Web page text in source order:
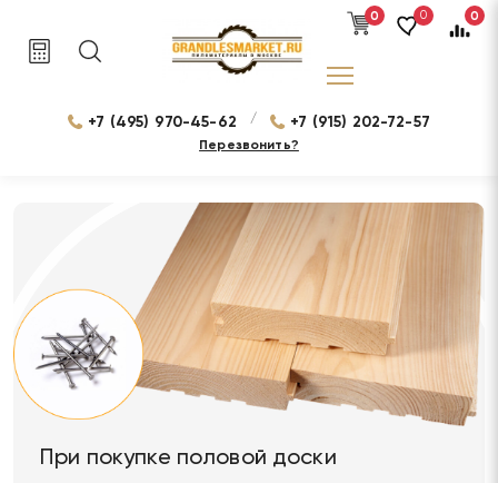
0 0 0
+7 (495) 970-45-62 / +7 (915) 202-72-57
Перезвонить?
При покупке половой доски